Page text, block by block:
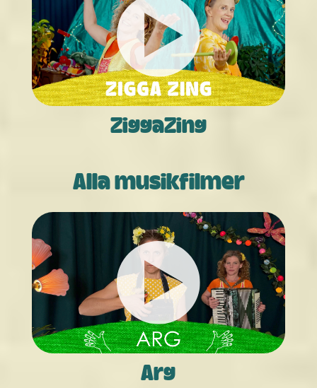
ZiggaZing
Alla musikfilmer
Arg